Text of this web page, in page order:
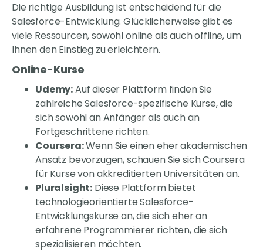
Die richtige Ausbildung ist entscheidend für die
Salesforce-Entwicklung. Glücklicherweise gibt es
viele Ressourcen, sowohl online als auch offline, um
Ihnen den Einstieg zu erleichtern.
Online-Kurse
Udemy:Auf dieser Plattform finden Sie
zahlreiche Salesforce-spezifische Kurse, die
sich sowohl an Anfänger als auch an
Fortgeschrittene richten.
Coursera:Wenn Sie einen eher akademischen
Ansatz bevorzugen, schauen Sie sich Coursera
für Kurse von akkreditierten Universitäten an.
Pluralsight: Diese Plattform bietet
technologieorientierte Salesforce-
Entwicklungskurse an, die sich eher an
erfahrene Programmierer richten, die sich
spezialisieren möchten.